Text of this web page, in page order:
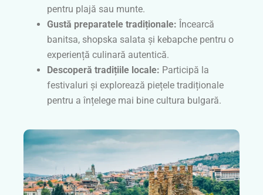
pentru plajă sau munte.
Gustă preparatele tradiționale: Încearcă
banitsa, shopska salata și kebapche pentru o
experiență culinară autentică.
Descoperă tradițiile locale: Participă la
festivaluri și explorează piețele tradiționale
pentru a înțelege mai bine cultura bulgară.